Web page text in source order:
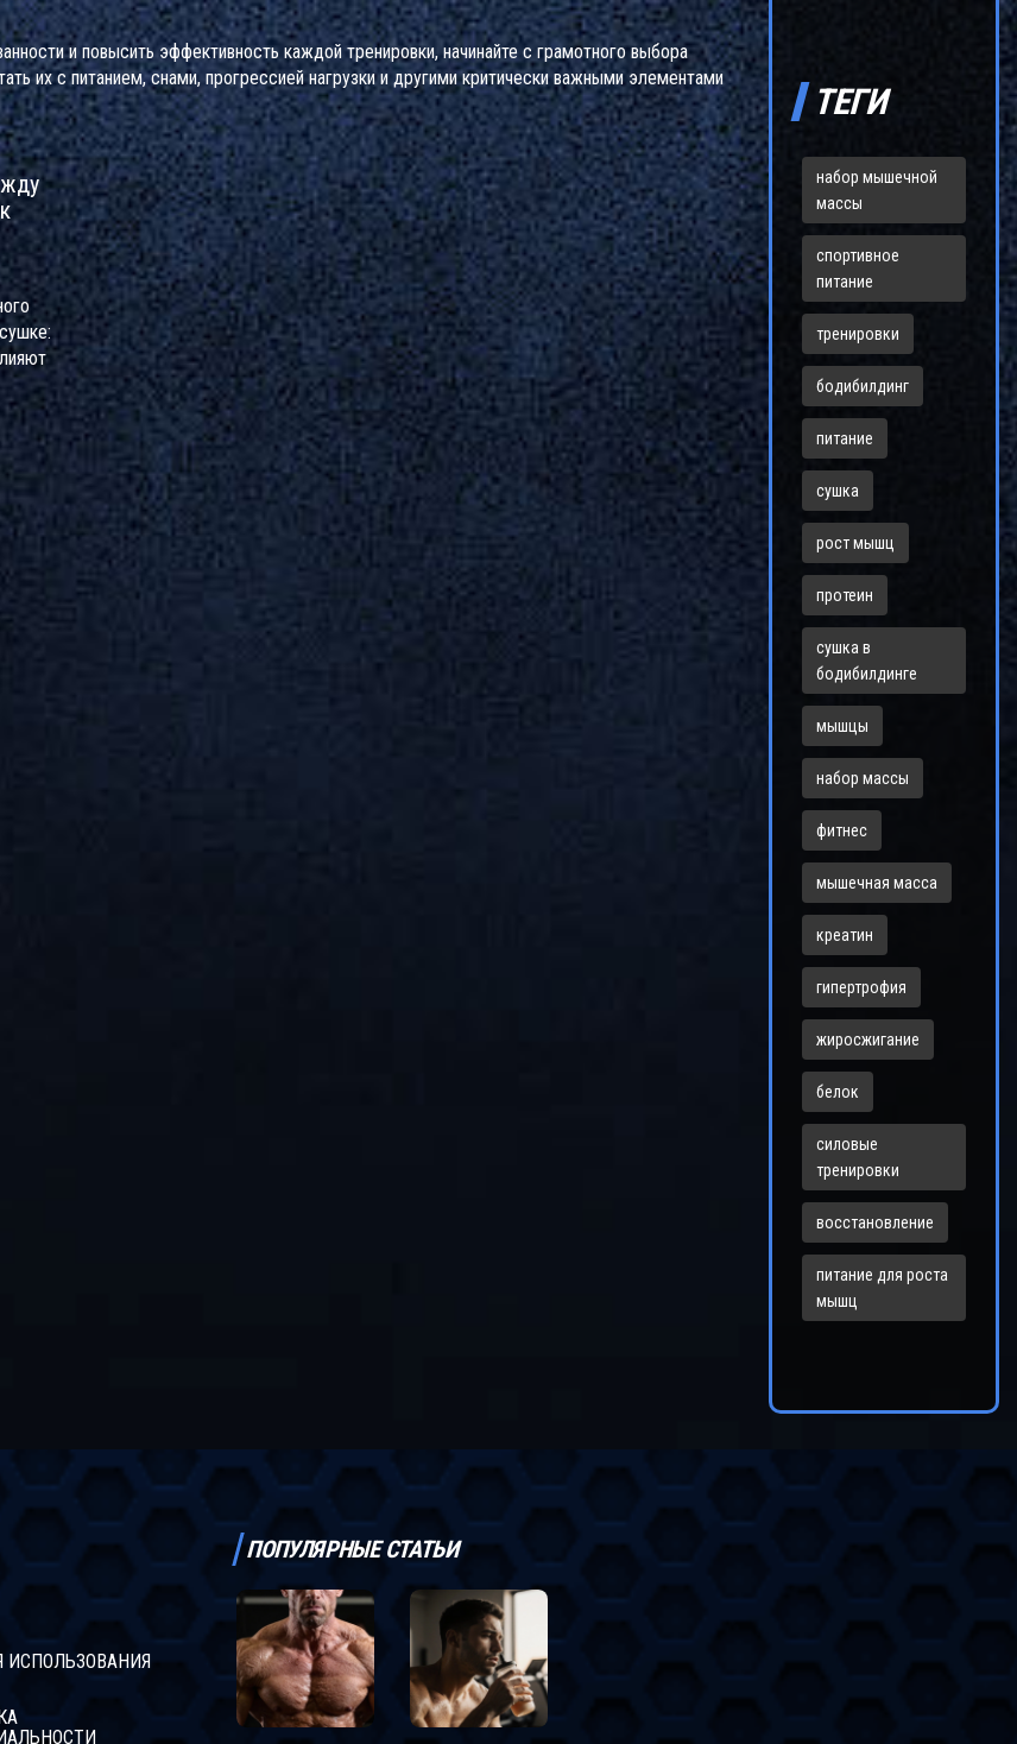
и повысить эффективность каждой тренировки, начинайте с грамотного выбора
их с питанием, снами, прогрессией нагрузки и другими критически важными элементами
ТЕГИ
набор мышечной
массы
спортивное
питание
тренировки
бодибилдинг
питание
сушка
рост мышц
протеин
сушка в
бодибилдинге
мышцы
набор массы
фитнес
мышечная масса
креатин
гипертрофия
жиросжигание
белок
силовые
тренировки
восстановление
питание для роста
мышц
ИСПОЛЬЗОВАНИЯ
ПОПУЛЯРНЫЕ СТАТЬИ